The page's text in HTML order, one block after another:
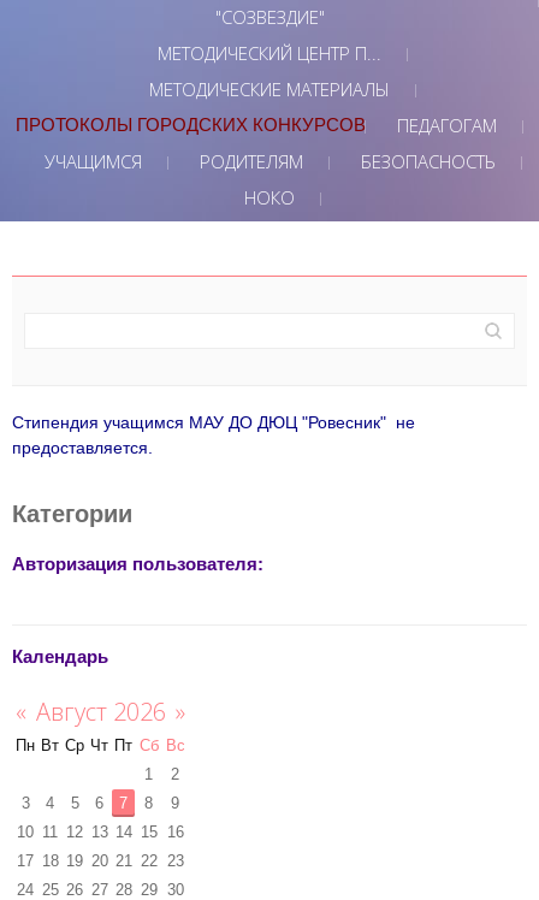
"СОЗВЕЗДИЕ"
МЕТОДИЧЕСКИЙ ЦЕНТР П...
МЕТОДИЧЕСКИЕ МАТЕРИАЛЫ
ПРОТОКОЛЫ ГОРОДСКИХ КОНКУРСОВ
ПЕДАГОГАМ
УЧАЩИМСЯ
РОДИТЕЛЯМ
БЕЗОПАСНОСТЬ
НОКО
Стипендия учащимся МАУ ДО ДЮЦ "Ровесник" не
предоставляется.
Категории
Авторизация пользователя:
Календарь
« Август 2026 »
Пн Вт Ср Чт Пт Сб Вс
1
2
3
4 5 6 7 8
9
10 11 12 13 14 15
16
17 18 19 20 21 22
23
24 25 26 27 28 29 30